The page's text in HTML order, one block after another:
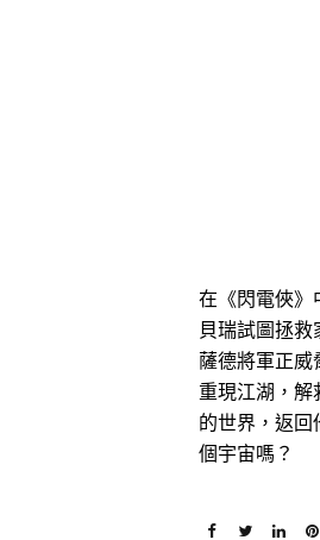
在《閃電俠》
貝瑞試圖拯
薩德將軍正威
重現江湖，
的世界，返回
個宇宙嗎？